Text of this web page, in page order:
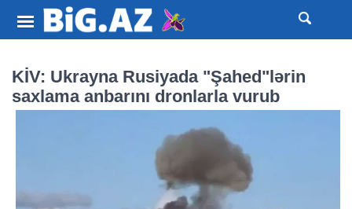
KİV: Ukrayna Rusiyada "Şahed"lərin
saxlama anbarını dronlarla vurub